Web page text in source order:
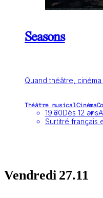
Seasons
Quand théâtre,
Théâtre musicalCinéma
19:30Dès 12 ans
Surtitré français
27.11
Vendredi